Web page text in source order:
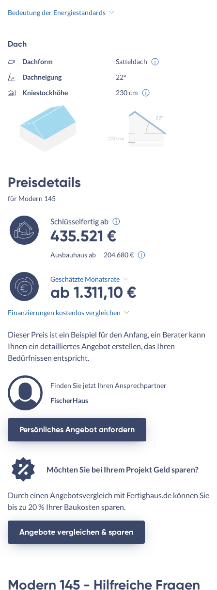
Bedeutung der Energiestandards
Dach
Dachform
Satteldach
Dachneigung
22°
Kniestockhöhe
230 cm
230 cm
22º
Preisdetails
für Modern 145
Schlüsselfertig ab
435.521 €
Ausbauhaus ab 204.680 €
Geschätzte Monatsrate
ab 1.311,10 €
Finanzierungen kostenlos vergleichen
Dieser Preis ist ein Beispiel für den Anfang, ein Berater kann
Ihnen ein detailliertes Angebot erstellen, das Ihren
Bedürfnissen entspricht.
Finden Sie jetzt Ihren Ansprechpartner
FischerHaus
Persönliches Angebot anfordern
Möchten Sie bei Ihrem Projekt Geld sparen?
Durch einen Angebotsvergleich mit Fertighaus.de können Sie
bis zu 20 % Ihrer Baukosten sparen.
Angebote vergleichen & sparen
Modern 145 - Hilfreiche Fragen